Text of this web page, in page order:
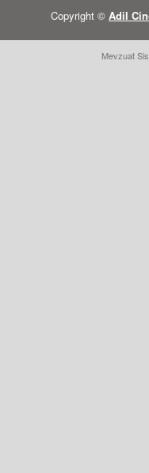
Copyright © Adil
Mevzuat